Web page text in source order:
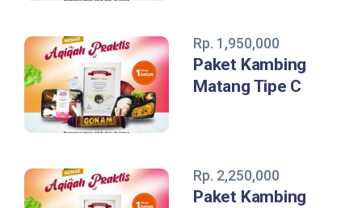
Rp. 1,950,000
Paket Kambing
Matang Tipe C
Rp. 2,250,000
Paket Kambing